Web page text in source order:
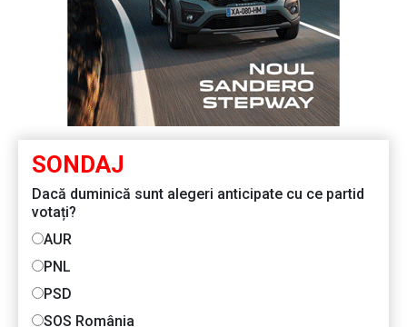
SONDAJ
Dacă duminică sunt alegeri anticipate cu ce partid
votați?
AUR
PNL
PSD
SOS România